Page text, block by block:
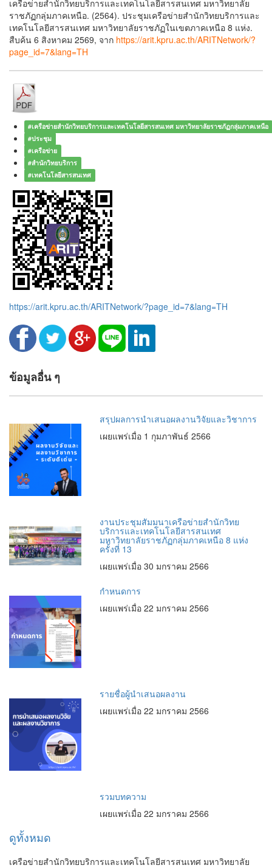
เครือข่ายสำนักวิทยบริการและเทคโนโลยีสารสนเทศ มหาวิทยาลัย
ราชภัฏกลุ่มภาคเหนือ. (2564). ประชุมเครือข่ายสำนักวิทยบริการและ
เทคโนโลยีสารสนเทศ มหาวิทยาลัยราชภัฏในเขตภาคเหนือ 8 แห่ง.
สืบค้น 6 สิงหาคม 2569, จาก https://arit.kpru.ac.th/ARITNetwork/?
page_id=7&lang=TH
#เครือข่ายสำนักวิทยบริการและเทคโนโลยีสารสนเทศ มหาวิทยาลัยราชภัฏกลุ่มภาคเหนือ
#ประชุม
#เครือข่าย
#สำนักวิทยบริการ
#เทคโนโลยีสารสนเทศ
https://arit.kpru.ac.th/ARITNetwork/?page_id=7&lang=TH
ข้อมูลอื่น ๆ
สรุปผลการนำเสนอผลงานวิจัยและวิชาการ
เผยแพร่เมื่อ 1 กุมภาพันธ์ 2566
งานประชุมสัมมนาเครือข่ายสำนักวิทย
บริการและเทคโนโลยีสารสนเทศ
มหาวิทยาลัยราชภัฏกลุ่มภาคเหนือ 8 แห่ง
ครั้งที่ 13
เผยแพร่เมื่อ 30 มกราคม 2566
กำหนดการ
เผยแพร่เมื่อ 22 มกราคม 2566
รายชื่อผู้นำเสนอผลงาน
เผยแพร่เมื่อ 22 มกราคม 2566
รวมบทความ
เผยแพร่เมื่อ 22 มกราคม 2566
ดูทั้งหมด
เครือข่ายสำนักวิทยบริการและเทคโนโลยีสารสนเทศ มหาวิทยาลัย